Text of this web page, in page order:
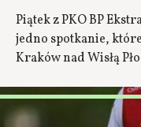
Piątek z PKO BP
jedno spotkanie,
Kraków nad Wisłą